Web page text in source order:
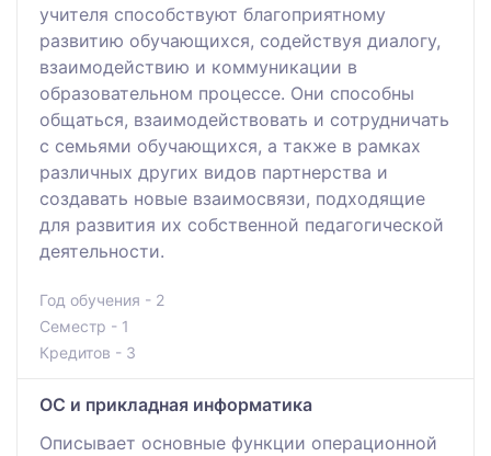
учителя способствуют благоприятному
развитию обучающихся, содействуя диалогу,
взаимодействию и коммуникации в
образовательном процессе. Они способны
общаться, взаимодействовать и сотрудничать
с семьями обучающихся, а также в рамках
различных других видов партнерства и
создавать новые взаимосвязи, подходящие
для развития их собственной педагогической
деятельности.
Год обучения - 2
Семестр - 1
Кредитов - 3
ОС и прикладная информатика
Описывает основные функции операционной